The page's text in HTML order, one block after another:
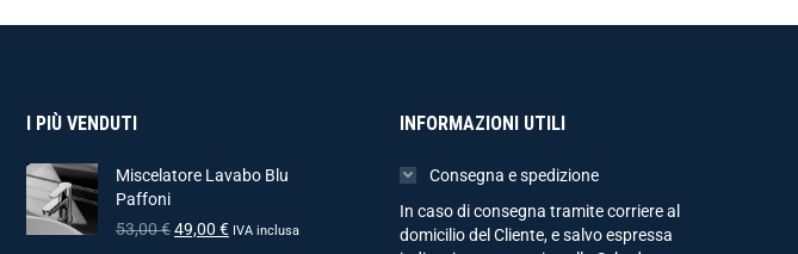
I PIÙ VENDUTI
Miscelatore Lavabo Blu
Paffoni
53,00€49,00 € IVA inclusa
INFORMAZIONI UTILI
Consegna e spedizione
In caso di consegna tramite corriere al
domicilio del Cliente, e salvo espressa